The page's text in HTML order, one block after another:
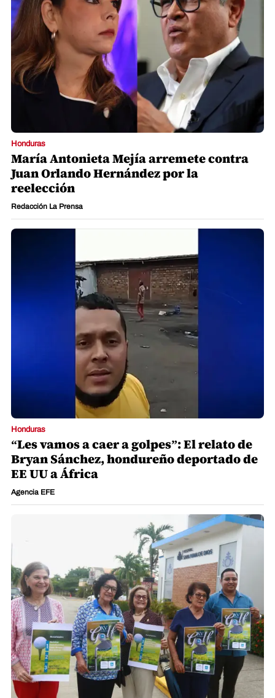
Honduras
María Antonieta Mejía arremete contra
Juan Orlando Hernández por la
reelección
Redacción La Prensa
Honduras
“Les vamos a caer a golpes”: El relato de
Bryan Sánchez, hondureño deportado de
EE UU a África
Agencia EFE